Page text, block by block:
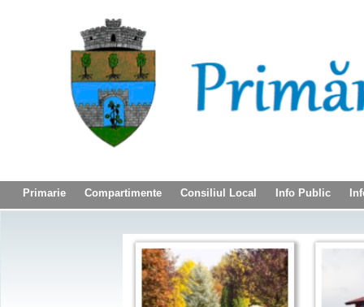
Primarie Compartimente Consiliul Local Info Public